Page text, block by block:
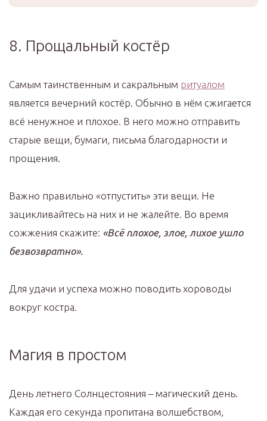
8. Прощальный костёр
Самым таинственным и сакральным ритуалом
является вечерний костёр. Обычно в нём сжигается
всё ненужное и плохое. В него можно отправить
старые вещи, бумаги, письма благодарности и
прощения.
Важно правильно «отпустить» эти вещи. Не
зацикливайтесь на них и не жалейте. Во время
сожжения скажите: «Всё плохое, злое, лихое ушло
безвозвратно».
Для удачи и успеха можно поводить хороводы
вокруг костра.
Магия в простом
День летнего Солнцестояния – магический день.
Каждая его секунда пропитана волшебством,